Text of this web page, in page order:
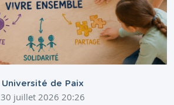
Université de Paix
30 juillet 2026 20:26